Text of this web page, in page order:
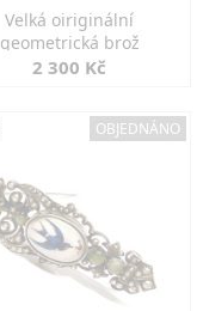
Velká oiriginální
geometrická brož
2 300 Kč
OBJEDNÁNO